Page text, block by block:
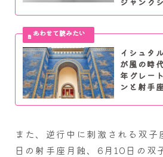
イシュタ
が風の時
年グレー
ンと射手
また、逆行中に刺激される双
日の射手座月蝕、6月10日の双